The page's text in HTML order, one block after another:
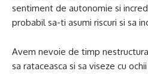
sentiment de autonomie si
probabil sa-ti asumi riscuri si sa
Avem nevoie de timp
sa rataceasca si sa viseze cu